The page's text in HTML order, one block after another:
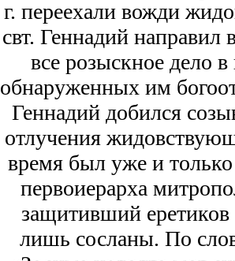
г. переехали вожди
свт. Геннадий
все розыскное дело
обнаруженных им
Геннадий добился
отлучения
время был уже и
первоиерарха
защитивший еретиков
лишь сосланы. По